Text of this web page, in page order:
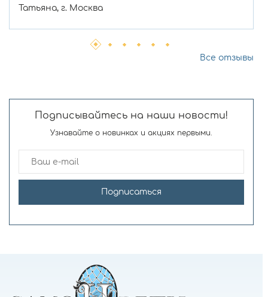
Татьяна, г. Москва
Все отзывы
Подписывайтесь на наши новости!
Узнавайте о новинках и акциях первыми.
Подписаться